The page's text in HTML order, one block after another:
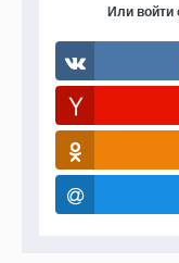
Или войти